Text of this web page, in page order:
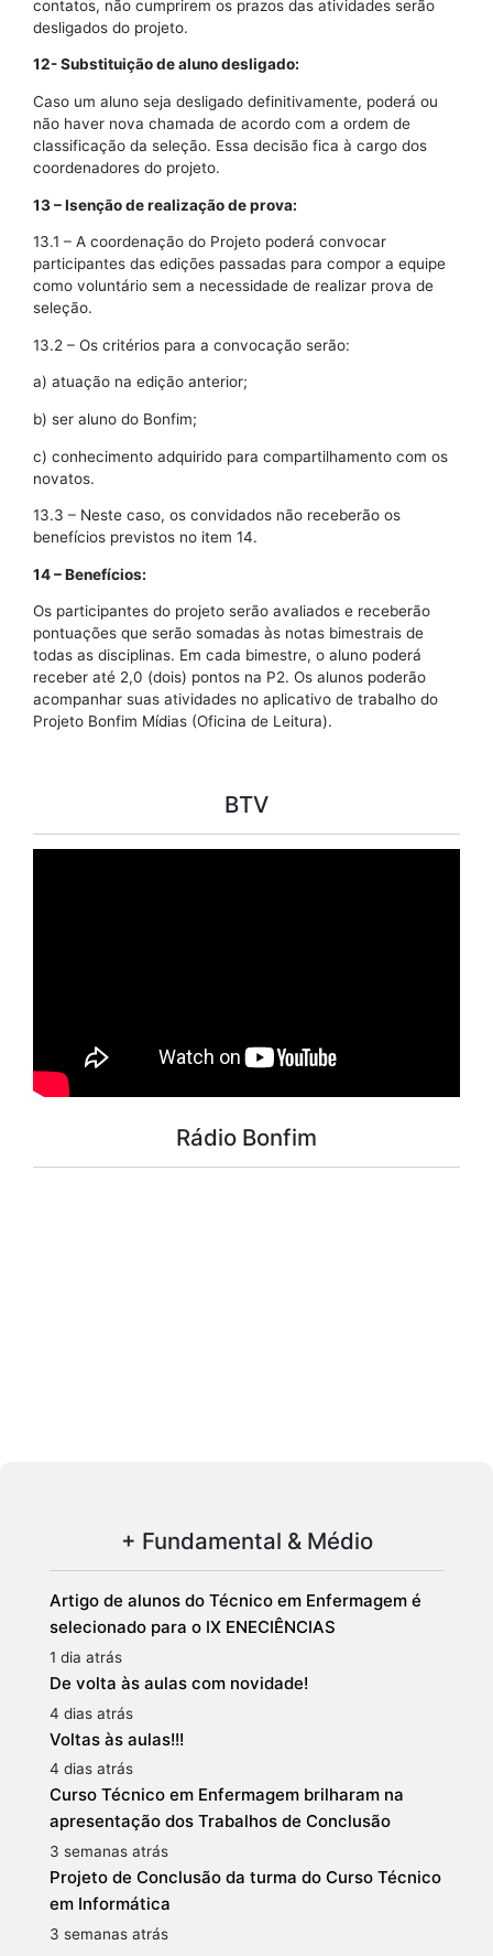
contatos, não cumprirem os prazos das atividades serão
desligados do projeto.
12- Substituição de aluno desligado:
Caso um aluno seja desligado definitivamente, poderá ou
não haver nova chamada de acordo com a ordem de
classificação da seleção. Essa decisão fica à cargo dos
coordenadores do projeto.
13 – Isenção de realização de prova:
13.1 – A coordenação do Projeto poderá convocar
participantes das edições passadas para compor a equipe
como voluntário sem a necessidade de realizar prova de
seleção.
13.2 – Os critérios para a convocação serão:
a) atuação na edição anterior;
b) ser aluno do Bonfim;
c) conhecimento adquirido para compartilhamento com os
novatos.
13.3 – Neste caso, os convidados não receberão os
benefícios previstos no item 14.
14 – Benefícios:
Os participantes do projeto serão avaliados e receberão
pontuações que serão somadas às notas bimestrais de
todas as disciplinas. Em cada bimestre, o aluno poderá
receber até 2,0 (dois) pontos na P2. Os alunos poderão
acompanhar suas atividades no aplicativo de trabalho do
Projeto Bonfim Mídias (Oficina de Leitura).
BTV
Rádio Bonfim
+ Fundamental & Médio
Artigo de alunos do Técnico em Enfermagem é
selecionado para o IX ENECIÊNCIAS
1 dia atrás
De volta às aulas com novidade!
4 dias atrás
Voltas às aulas!!!
4 dias atrás
Curso Técnico em Enfermagem brilharam na
apresentação dos Trabalhos de Conclusão
3 semanas atrás
Projeto de Conclusão da turma do Curso Técnico
em Informática
3 semanas atrás